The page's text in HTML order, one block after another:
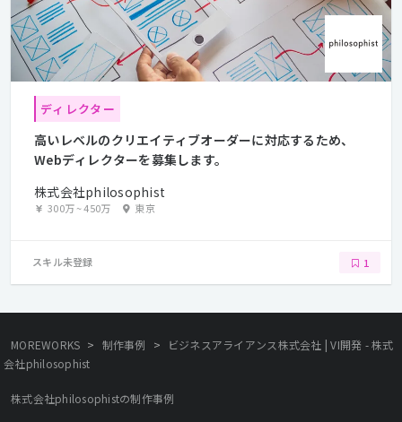
ディレクター
高いレベルのクリエイティブオーダーに対応するため、
Webディレクターを募集します。
株式会社philosophist
300万~450万 東京
スキル未登録 1
MOREWORKS > 制作事例 >
ビジネスアライアンス株式会社 | VI開発 - 株式
会社philosophist
株式会社philosophistの制作事例